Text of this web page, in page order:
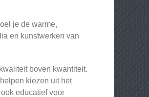
je de warme,
en kunstwerken van
boven kwantiteit.
kiezen uit het
educatief voor